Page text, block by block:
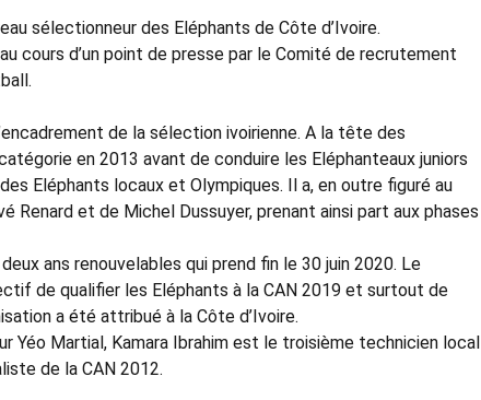
sélectionneur des Eléphants de Côte d’Ivoire.
cours d’un point de presse par le Comité de recrutement
de la sélection ivoirienne. A la tête des
en 2013 avant de conduire les Eléphanteaux juniors
Eléphants locaux et Olympiques. Il a, en outre figuré au
Renard et de Michel Dussuyer, prenant ainsi part aux phases
ans renouvelables qui prend fin le 30 juin 2020. Le
de qualifier les Eléphants à la CAN 2019 et surtout de
a été attribué à la Côte d’Ivoire.
Yéo Martial, Kamara Ibrahim est le troisième technicien local
de la CAN 2012.